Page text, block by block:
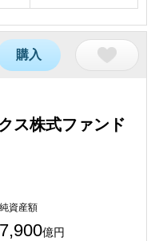
購入
ス株式ファンド
純資産額
7,900億円